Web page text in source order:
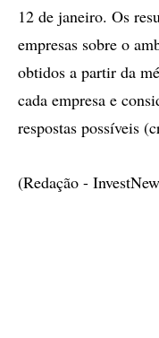
12 de janeiro. Os
empresas sobre o
obtidos a partir da
cada empresa e
respostas possíveis
(Redação -